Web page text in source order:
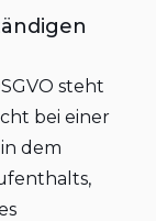
steht
bei einer
dem